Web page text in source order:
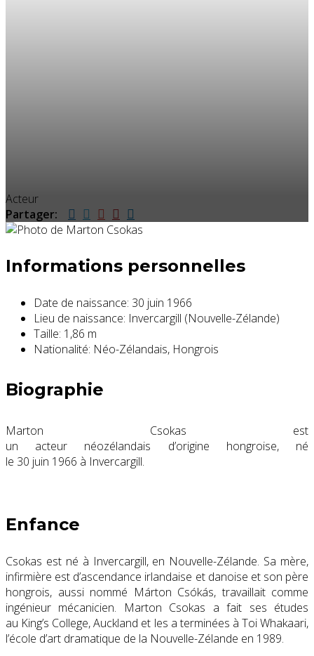
Acteur
Partager:
Informations personnelles
Date de naissance: 30 juin 1966
Lieu de naissance: Invercargill (Nouvelle-Zélande)
Taille: 1,86 m
Nationalité: Néo-Zélandais, Hongrois
Biographie
Marton Csokas est
un acteur néozélandais d’origine hongroise, né
le 30 juin 1966 à Invercargill.
Enfance
Csokas est né à Invercargill, en Nouvelle-Zélande. Sa mère,
infirmière est d’ascendance irlandaise et danoise et son père
hongrois, aussi nommé Márton Csókás, travaillait comme
ingénieur mécanicien. Marton Csokas a fait ses études
au King’s College, Auckland et les a terminées à Toi Whakaari,
l’école d’art dramatique de la Nouvelle-Zélande en 1989.